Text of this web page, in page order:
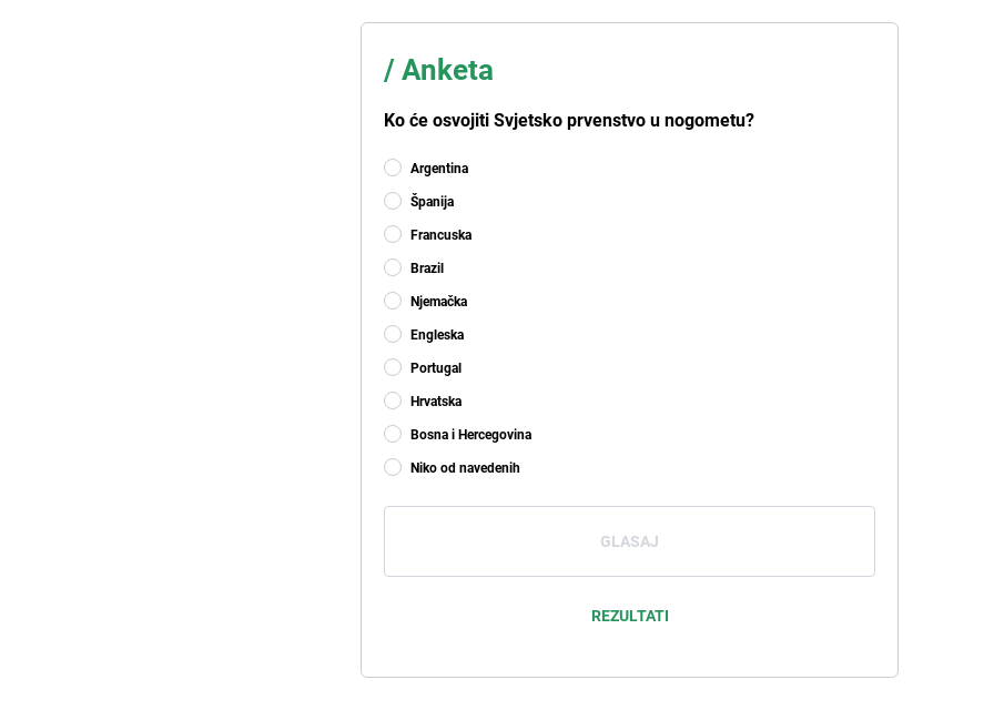
/Anketa
Ko će osvojiti Svjetsko prvenstvo u nogometu?
Argentina
Španija
Francuska
Brazil
Njemačka
Engleska
Portugal
Hrvatska
Bosna i Hercegovina
Niko od navedenih
GLASAJ
REZULTATI